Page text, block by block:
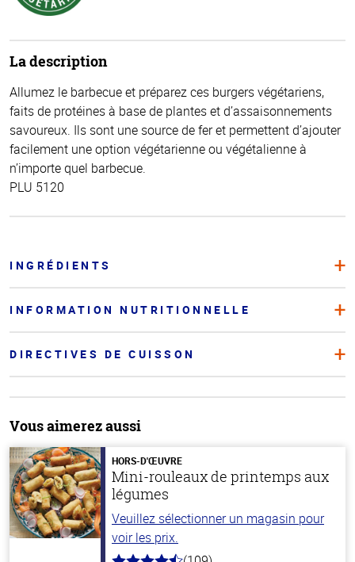
La description
Allumez le barbecue et préparez ces burgers végétariens,
faits de protéines à base de plantes et d’assaisonnements
savoureux. Ils sont une source de fer et permettent d’ajouter
facilement une option végétarienne ou végétalienne à
n’importe quel barbecue.
PLU 5120
INGRÉDIENTS
INFORMATION NUTRITIONNELLE
DIRECTIVES DE CUISSON
Vous aimerez aussi
HORS-D'ŒUVRE
Mini-rouleaux de printemps aux
légumes
Veuillez sélectionner un magasin pour
voir les prix.